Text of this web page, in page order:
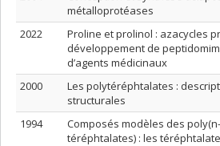
métalloprotéases
2022
Proline et prolinol : azacycles
développement de
d’agents médicinaux
2000
Les polytéréphtalates :
structurales
1994
Composés modèles des
téréphtalates) : les